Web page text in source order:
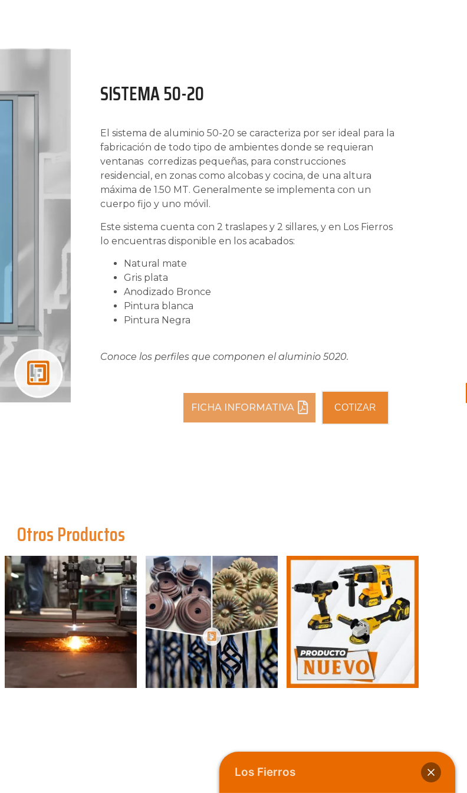
SISTEMA 50-20
El sistema de aluminio 50-20 se caracteriza por ser ideal para la
fabricación de todo tipo de ambientes donde se requieran
ventanas corredizas pequeñas, para construcciones
residencial, en zonas como alcobas y cocina, de una altura
máxima de 1.50 MT. Generalmente se implementa con un
cuerpo fijo y uno móvil.
Este sistema cuenta con 2 traslapes y 2 sillares, y en Los Fierros
lo encuentras disponible en los acabados:
Natural mate
Gris plata
Anodizado Bronce
Pintura blanca
Pintura Negra
Conoce los perfiles que componen el aluminio 5020.
FICHA INFORMATIVA COTIZAR
Otros Productos
Los Fierros